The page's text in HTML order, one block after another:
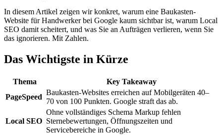
In diesem Artikel zeigen wir konkret, warum eine Baukasten-
Website für Handwerker bei Google kaum sichtbar ist, warum Local
SEO damit scheitert, und was Sie an Aufträgen verlieren, wenn Sie
das ignorieren. Mit Zahlen.
Das Wichtigste in Kürze
Thema
Key Takeaway
PageSpeed
Baukasten-Websites erreichen auf Mobilgeräten 40–
70 von 100 Punkten. Google straft das ab.
Local SEO
Ohne vollständiges Schema Markup fehlen
Sternebewertungen, Öffnungszeiten und
Servicebereiche in Google.